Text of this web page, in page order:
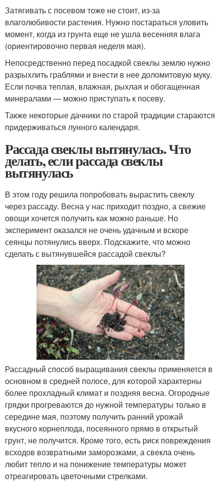
Затягивать с посевом тоже не стоит, из-за
влаголюбивости растения. Нужно постараться уловить
момент, когда из грунта еще не ушла весенняя влага
(ориентировочно первая неделя мая).
Непосредственно перед посадкой свеклы землю нужно
разрыхлить граблями и внести в нее доломитовую муку.
Если почва теплая, влажная, рыхлая и обогащенная
минералами — можно приступать к посеву.
Также некоторые дачники по старой традиции стараются
придерживаться лунного календаря.
Рассада свеклы вытянулась. Что
делать, если рассада свеклы
вытянулась
В этом году решила попробовать вырастить свеклу
через рассаду. Весна у нас приходит поздно, а свежие
овощи хочется получить как можно раньше. Но
эксперимент оказался не очень удачным и вскоре
сеянцы потянулись вверх. Подскажите, что можно
сделать с вытянувшейся рассадой свеклы?
Рассадный способ выращивания свеклы применяется в
основном в средней полосе, для которой характерны
более прохладный климат и поздняя весна. Огородные
грядки прогреваются до нужной температуры только в
середине мая, поэтому получить ранний урожай
вкусного корнеплода, посеянного прямо в открытый
грунт, не получится. Кроме того, есть риск повреждения
всходов возвратными заморозками, а свекла очень
любит тепло и на понижение температуры может
отреагировать цветочными стрелками.